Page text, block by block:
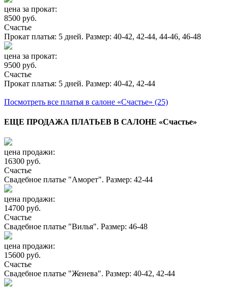
цена за прокат:
8500 руб.
Счастье
Прокат платья: 5 дней. Размер: 40-42, 42-44, 44-46, 46-48
цена за прокат:
9500 руб.
Счастье
Прокат платья: 5 дней. Размер: 40-42, 42-44
Посмотреть все платья в салоне «Счастье» (25)
ЕЩЕ ПРОДАЖА ПЛАТЬЕВ В САЛОНЕ «Счастье»
цена продажи:
16300 руб.
Счастье
Свадебное платье "Аморет". Размер: 42-44
цена продажи:
14700 руб.
Счастье
Свадебное платье "Вилья". Размер: 46-48
цена продажи:
15600 руб.
Счастье
Свадебное платье "Женева". Размер: 40-42, 42-44